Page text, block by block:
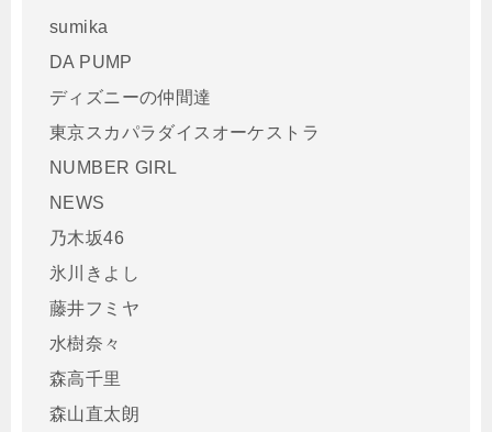
sumika
DA PUMP
ディズニーの仲間達
東京スカパラダイスオーケストラ
NUMBER GIRL
NEWS
乃木坂46
氷川きよし
藤井フミヤ
水樹奈々
森高千里
森山直太朗